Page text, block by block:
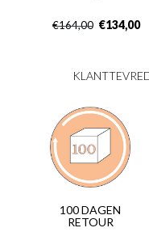
€164,00 €134,00
100 DAGEN
RETOUR